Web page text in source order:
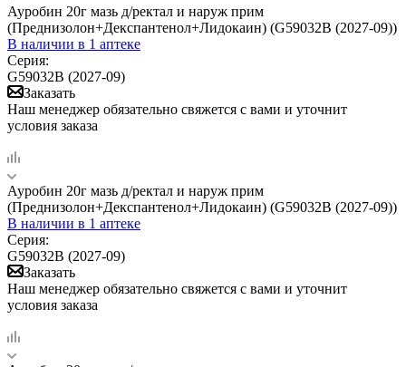
Ауробин 20г мазь д/ректал и наруж прим
(Преднизолон+Декспантенол+Лидокаин) (G59032B (2027-09))
В наличии в 1 аптеке
Серия:
G59032B (2027-09)
Заказать
Наш менеджер обязательно свяжется с вами и уточнит
условия заказа
Ауробин 20г мазь д/ректал и наруж прим
(Преднизолон+Декспантенол+Лидокаин) (G59032B (2027-09))
В наличии в 1 аптеке
Серия:
G59032B (2027-09)
Заказать
Наш менеджер обязательно свяжется с вами и уточнит
условия заказа